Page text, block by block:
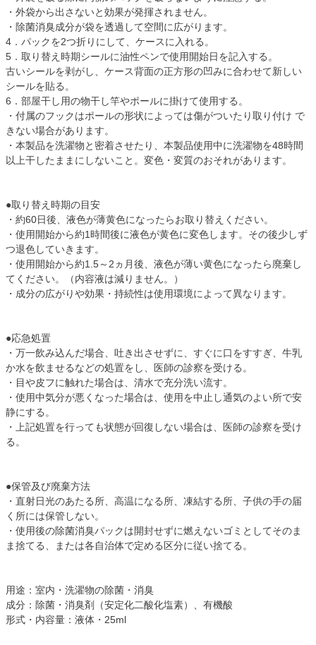
・外袋から出さないと効果が発揮されません。
・除菌消臭成分が袋を透過して空間に広がります。
4．パックを2つ折りにして、ケースに入れる。
5．取り替え時期シールに油性ペンで使用開始日を記入する。
古いシールを剥がし、ケース背面の正方形の凹みに合わせて新しい
シールを貼る。
6．部屋干し用の物干し竿やポールに掛けて使用する。
・付属のフックはポールの形状によっては傷がついたり取り付け で
きない場合があります。
・本製品を洗濯物と密着させたり、本製品使用中に洗濯物を48時間
以上干したままにしないこと。変色・変質のおそれがあります。
●取り替え時期の目安
・約60日後、液色が薄黄色になったらお取り替えください。
・使用開始から約1時間後に液色が黄色に変色します。その後少しず
つ退色していきます。
・使用開始から約1.5～2ヵ月後、液色が薄い黄色になったら廃棄し
てください。（内容液は減りません。）
・成分の広がりや効果・持続性は使用環境によって異なります。
●応急処置
・万一飲み込んだ場合、吐き出させずに、すぐに口をすすぎ、牛乳
か水を飲ませるなどの処置をし、医師の診察を受ける。
・目や皮フに触れた場合は、清水で充分洗い流す。
・使用中気分が悪くなった場合は、使用を中止し通気のよい所で安
静にする。
・上記処置を行っても状態が回復しない場合は、医師の診察を受け
る。
●保管及び廃棄方法
・直射日光のあたる所、高温になる所、凍結する所、子供の手の届
く所には保管しない。
・使用後の除菌消臭パックは開封せずに燃えないゴミとしてそのま
ま捨てる、または各自治体で定める区分に従い捨てる。
用途：室内・洗濯物の除菌・消臭
成分：除菌・消臭剤（安定化二酸化塩素）、有機酸
形式・内容量：液体・25ml